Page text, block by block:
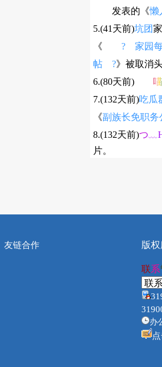
发表的《懒
5.(41天前)坑团
《 ? 家园每
帖 ?》被取消
6.(80天前)
7.(132天前)吃瓜
《副族长免职务
8.(132天前)つ
片。
友链合作 版权
联系
办